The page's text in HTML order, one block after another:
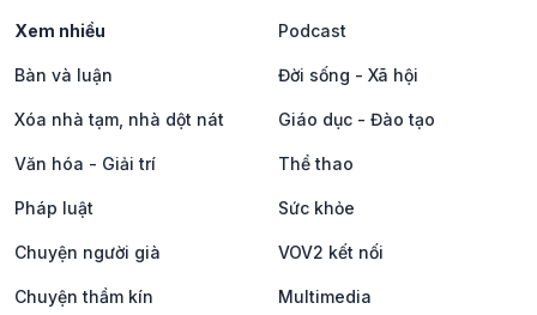
Xem nhiều Podcast
Bàn và luận Đời sống - Xã hội
Xóa nhà tạm, nhà dột nát Giáo dục - Đào tạo
Văn hóa - Giải trí Thể thao
Pháp luật Sức khỏe
Chuyện người già VOV2 kết nối
Chuyện thầm kín Multimedia